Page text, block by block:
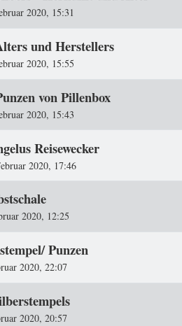
2020, 15:31
und Herstellers
2020, 15:55
von Pillenbox
2020, 15:43
Reisewecker
2020, 17:46
2020, 12:25
Punzen
2020, 22:07
2020, 20:57